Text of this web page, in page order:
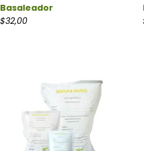
Basaleador
$32,00